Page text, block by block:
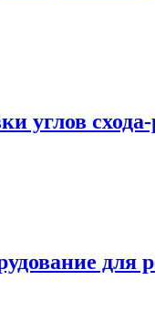
углов
для